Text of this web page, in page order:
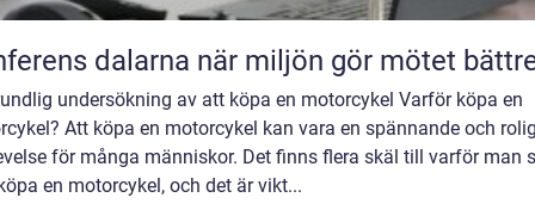
Konferens dalarna när miljön gör mötet
undersökning av att köpa en motorcykel Varför köpa en
Att köpa en motorcykel kan vara en spännande och
för många människor. Det finns flera skäl till varför man
en motorcykel, och det är vikt...